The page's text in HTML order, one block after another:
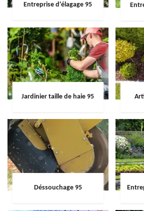
Entreprise d'élagage 95
Jardinier taille de haie 95
Déssouchage 95